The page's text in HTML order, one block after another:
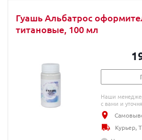
Гуашь Альбатрос
титановые, 100 мл
Наши
с вами и
Курьер,